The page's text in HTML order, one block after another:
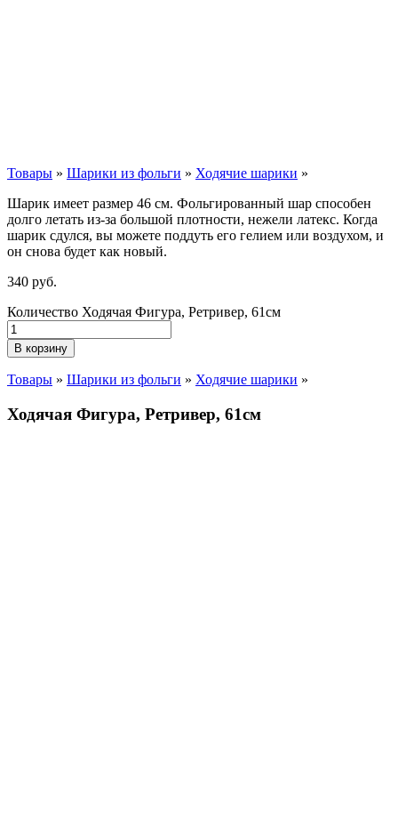
Товары » Шарики из фольги » Ходячие шарики »
Шарик имеет размер 46 см. Фольгированный шар способен
долго летать из-за большой плотности, нежели латекс. Когда
шарик сдулся, вы можете поддуть его гелием или воздухом, и
он снова будет как новый.
340 руб.
Количество Ходячая Фигура, Ретривер, 61см
В корзину
Товары » Шарики из фольги » Ходячие шарики »
Ходячая Фигура, Ретривер, 61см